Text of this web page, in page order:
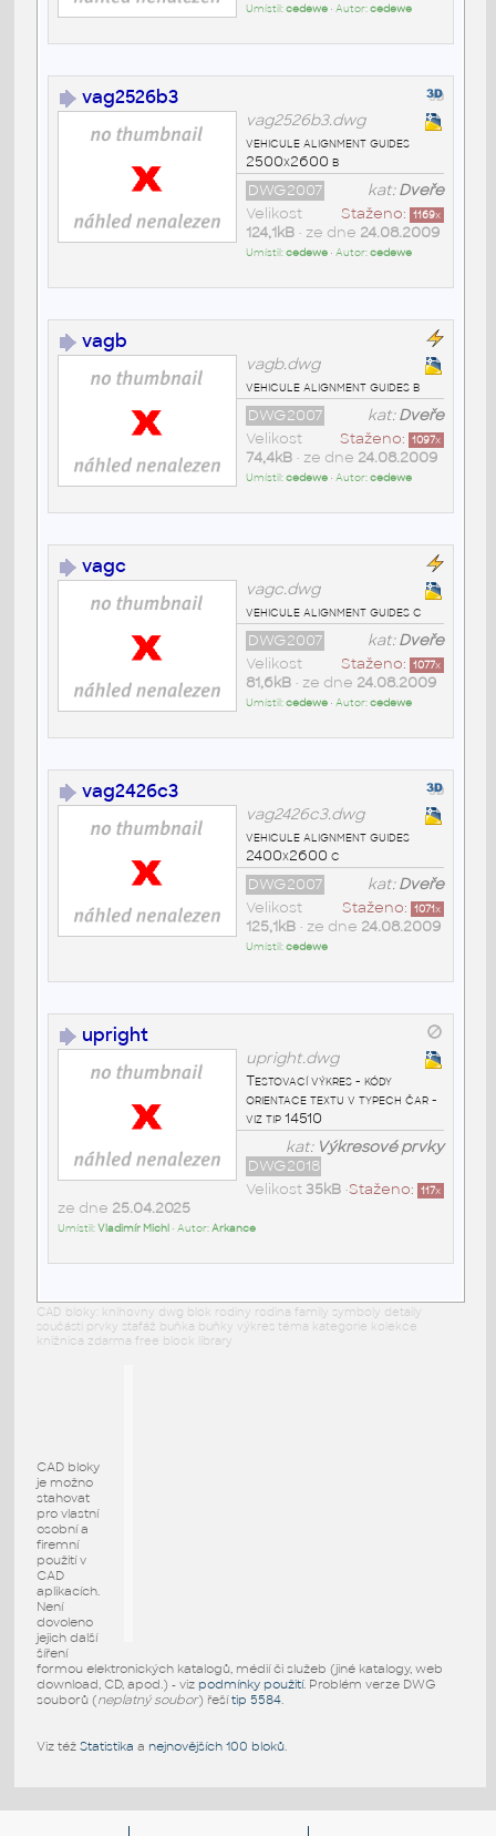
Umístil:cedewe• Autor:cedewe
vag2526b3
vag2526b3.dwg
vehicule alignment guides
2500x2600 b
kat:Dveře
DWG2007
Staženo: 1169x
Velikost
124,1kB• ze dne 24.08.2009
Umístil:cedewe• Autor:cedewe
vagb
vagb.dwg
vehicule alignment guides b
kat:Dveře
DWG2007
Staženo: 1097x
Velikost
74,4kB• ze dne 24.08.2009
Umístil:cedewe• Autor:cedewe
vagc
vagc.dwg
vehicule alignment guides c
kat:Dveře
DWG2007
Staženo: 1077x
Velikost
81,6kB• ze dne 24.08.2009
Umístil:cedewe• Autor:cedewe
vag2426c3
vag2426c3.dwg
vehicule alignment guides
2400x2600 c
kat:Dveře
DWG2007
Staženo: 1071x
Velikost
125,1kB• ze dne 24.08.2009
Umístil:cedewe
upright
upright.dwg
Testovací výkres - kódy
orientace textu v typech čar -
viz tip 14510
kat: Výkresové prvky
DWG2018
Staženo: 117x
Velikost35kB•
ze dne 25.04.2025
Umístil:Vladimír Michl • Autor:Arkance
CAD bloky: knihovny dwg blok rodiny rodina family symboly detaily
součásti prvky stafáž buňka buňky výkres téma kategorie kolekce
knižnica zdarma free block library
CAD bloky
je možno
stahovat
pro vlastní
osobní a
firemní
použití v
CAD
aplikacích.
Není
dovoleno
jejich další
šíření
formou elektronických katalogů, médií či služeb (jiné katalogy, web
download, CD, apod.) - viz podmínky použití. Problém verze DWG
souborů (neplatný soubor) řešítip 5584.
Viz též Statistika a nejnovějších 100 bloků.